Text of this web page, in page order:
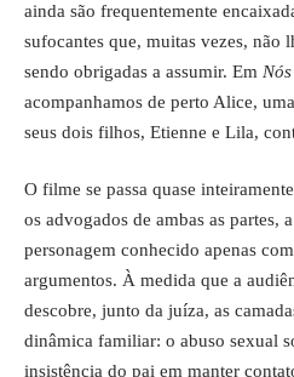
ainda são frequentemente
sufocantes que, muitas vezes, não
sendo obrigadas a assumir. Em
acompanhamos de perto Alice,
seus dois filhos, Etienne e Lila,
O filme se passa quase
os advogados de ambas as partes,
personagem conhecido apenas
argumentos. À medida que a
descobre, junto da juíza, as
dinâmica familiar: o abuso sexual
insistência do pai em manter